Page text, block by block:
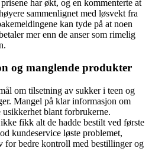
har økt, og en kommenterte at
sammenlignet med løsvekt fra
kan tyde på at noen
mer enn de anser som rimelig
og manglende produkter
om tilsetning av sukker i teen og
Mangel på klar informasjon om
usikkerhet blant forbrukerne.
fikk alt de hadde bestilt ved første
kundeservice løste problemet,
for bedre kontroll med bestillinger og